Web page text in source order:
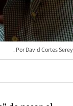
David Cortes Serey